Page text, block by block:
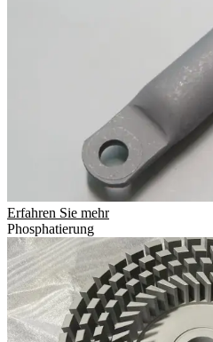
Erfahren Sie mehr
Phosphatierung